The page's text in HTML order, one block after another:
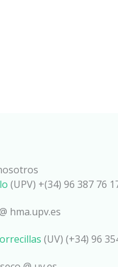
(UPV) +(34) 96 387 76
hma.upv.es
(UV) (+34) 96